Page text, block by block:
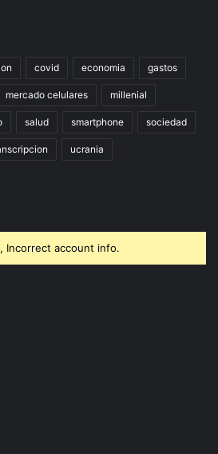
covid economia gastos
mercado celulares millenial
salud smartphone sociedad
ucrania
Incorrect account info.